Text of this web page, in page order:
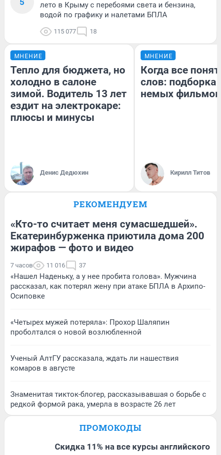
лето в Крыму с перебоями света и бензина,
водой по графику и налетами БПЛА
115 077 18
МНЕНИЕ
Тепло для бюджета, но
холодно в салоне
зимой. Водитель 13 лет
ездит на электрокаре:
плюсы и минусы
Денис Дедюхин
МНЕНИЕ
Когда все
слов: подборка
немых фильмов
Кирилл Титов
РЕКОМЕНДУЕМ
«Кто-то считает меня сумасшедшей».
Екатеринбурженка приютила дома 200
жирафов — фото и видео
7 часов 11 016 37
«Нашел Наденьку, а у нее пробита голова». Мужчина
рассказал, как потерял жену при атаке БПЛА в Архипо-
Осиповке
«Четырех мужей потеряла»: Прохор Шаляпин
проболтался о новой возлюбленной
Ученый АлтГУ рассказала, ждать ли нашествия
комаров в августе
Знаменитая тикток-блогер, рассказывавшая о борьбе с
редкой формой рака, умерла в возрасте 26 лет
ПРОМОКОДЫ
Скидка 11% на все курсы английского